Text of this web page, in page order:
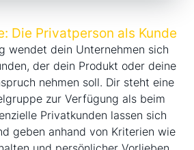
Die Privatperson als Kunde
wendet dein Unternehmen sich
der dein Produkt oder deine
nehmen soll. Dir steht eine
zur Verfügung als beim
Privatkunden lassen sich
geben anhand von Kriterien wie